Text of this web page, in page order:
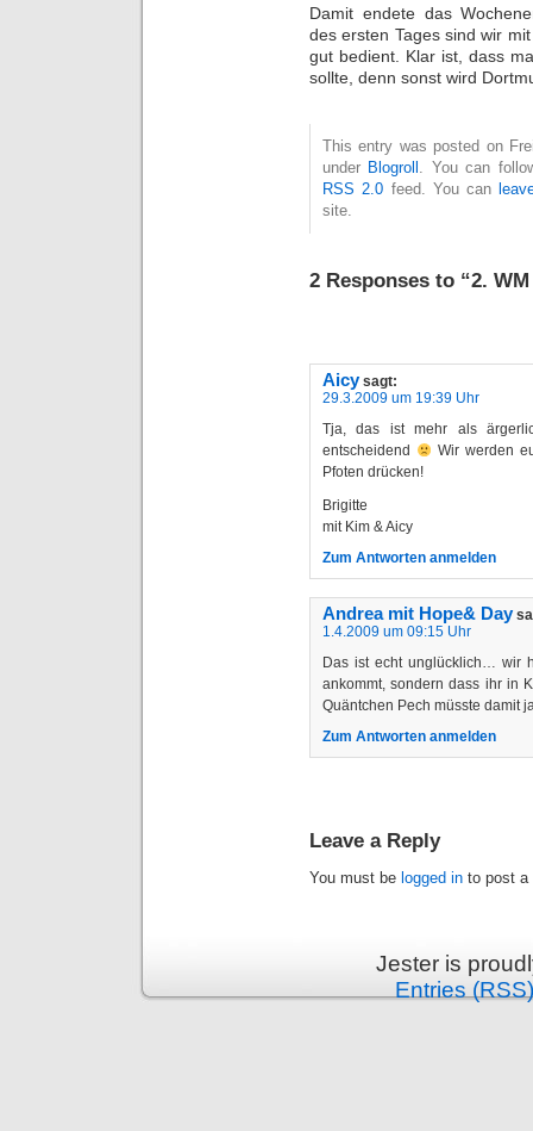
Damit endete das
des ersten Tages sind wir
gut bedient. Klar ist, dass
sollte, denn sonst wird
This entry was posted on
under Blogroll
. You can
RSS 2.0 feed. You can
site.
2 Responses to “2.
Aicy sagt:
29.3.2009 um 19:39 Uhr
Tja, das ist mehr als
entscheidend
Wir werden
Pfoten drücken!
Brigitte
mit Kim & Aicy
Zum Antworten anmelden
Andrea mit Hope& Day
1.4.2009 um 09:15 Uhr
Das ist echt unglücklich… wir
ankommt, sondern dass ihr in
Quäntchen Pech müsste damit
Zum Antworten anmelden
Leave a Reply
You must be logged in to post a
Jester is
Entries (RSS)